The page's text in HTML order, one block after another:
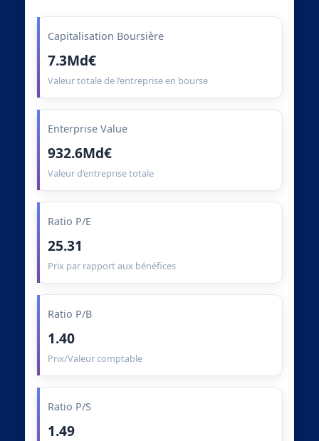
Capitalisation Boursière
7.3Md€
Valeur totale de l’entreprise en bourse
Enterprise Value
932.6Md€
Valeur d’entreprise totale
Ratio P/E
25.31
Prix par rapport aux bénéfices
Ratio P/B
1.40
Prix/Valeur comptable
Ratio P/S
1.49